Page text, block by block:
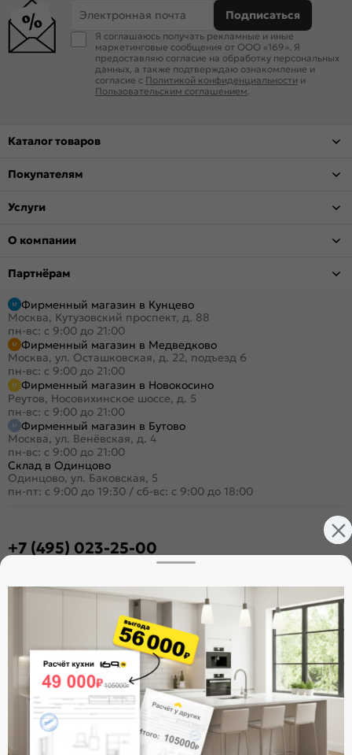
Электронная почта Подписаться
Я соглашаюсь получать рекламные и иные
маркетинговые сообщения от ООО «169». Я
предоставляю согласие на обработку персональных
данных, а также подтверждаю ознакомление и
согласие с Политикой конфиденциальности и
Пользовательским соглашением.
Каталог товаров
Покупателям
Услуги
О компании
Партнёрам
Фирменный магазин в Кунцево
Москва, Кутузовский проспект, д. 88
пн-вс: с 9:00 до 21:00
Фирменный магазин в Медведково
Москва, ул. Осташковская, д. 22, подъезд 6
пн-вс: с 9:00 до 21:00
Фирменный магазин в Новокосино
Реутов, Носовихинское шоссе, д. 5
пн-вс: с 9:00 до 21:00
Фирменный магазин в Бутово
Москва, ул. Венёвская, д. 4
пн-вс: с 9:00 до 21:00
Склад в Одинцово
Одинцово, ул. Баковская, 5
пн-пт: с 9:00 до 19:30 / сб-вс: с 9:00 до 18:00
+7 (495) 023-25-00
Стать дилером
Расскажите о нас
Поделиться
Оцените магазин
ИКС 1180
© 2015—2026 Интернет-магазин мебели Mebel169.ru